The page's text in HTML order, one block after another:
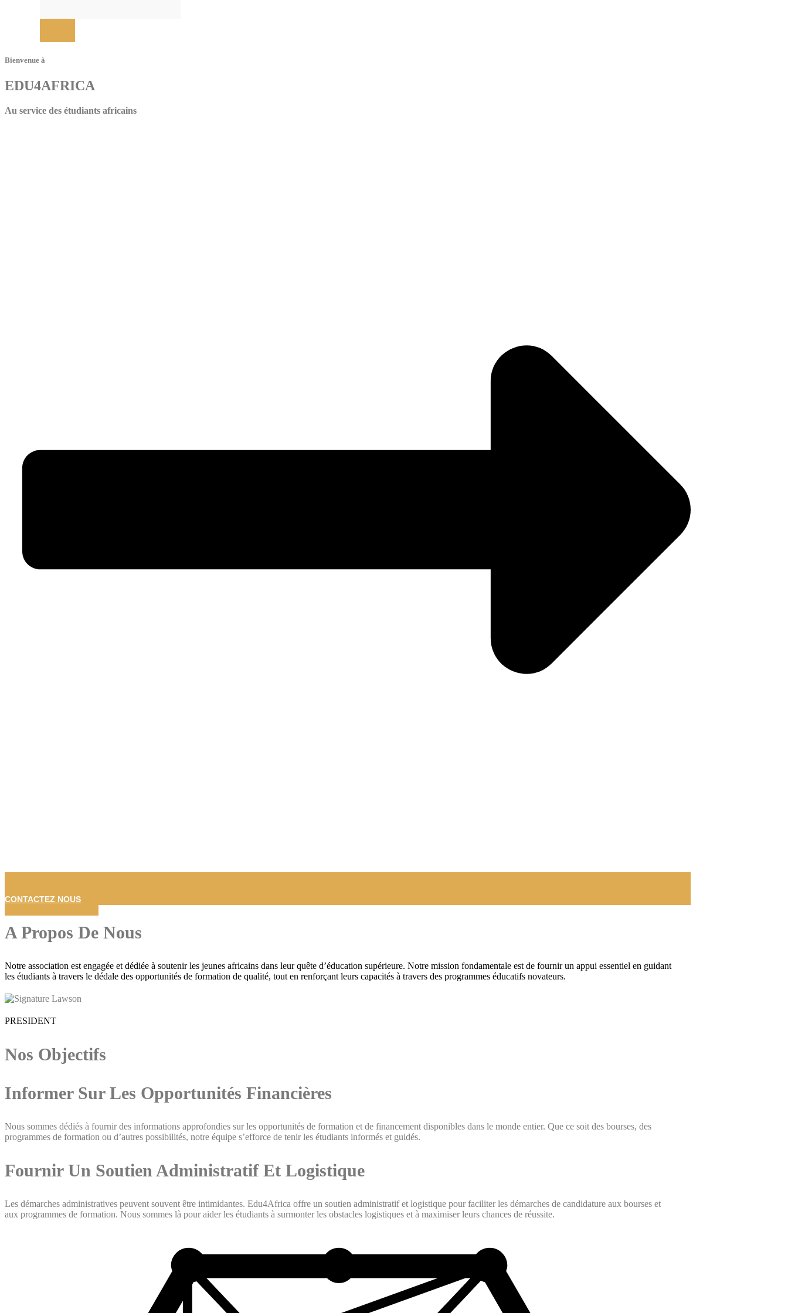
Bienvenue à
EDU4AFRICA
Au service des étudiants africains
CONTACTEZ NOUS
A Propos De Nous
Notre association est engagée et dédiée à soutenir les jeunes africains dans leur quête d’éducation supérieure. Notre mission fondamentale est de fournir un appui essentiel en guidant
les étudiants à travers le dédale des opportunités de formation de qualité, tout en renforçant leurs capacités à travers des programmes éducatifs novateurs.
PRESIDENT
Nos Objectifs
Informer Sur Les Opportunités Financières
Nous sommes dédiés à fournir des informations approfondies sur les opportunités de formation et de financement disponibles dans le monde entier. Que ce soit des bourses, des
programmes de formation ou d’autres possibilités, notre équipe s’efforce de tenir les étudiants informés et guidés.
Fournir Un Soutien Administratif Et Logistique
Les démarches administratives peuvent souvent être intimidantes. Edu4Africa offre un soutien administratif et logistique pour faciliter les démarches de candidature aux bourses et
aux programmes de formation. Nous sommes là pour aider les étudiants à surmonter les obstacles logistiques et à maximiser leurs chances de réussite.